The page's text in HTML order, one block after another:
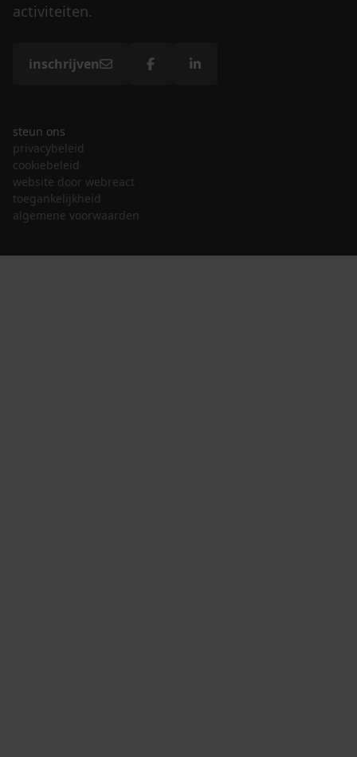
activiteiten.
inschrijven
steun ons
privacybeleid
cookiebeleid
website door webreact
toegankelijkheid
algemene voorwaarden